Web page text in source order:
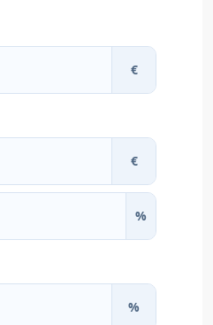
€
€
%
%